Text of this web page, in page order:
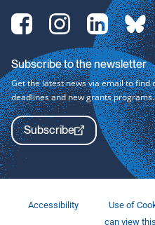
[Translate
to
English:]
Facebook-
svg
[Translate
to
English:]
Instagram-
svg
[Translate
to
English:]
LinkedIn-
svg
to
Subscribe to the newsletter
Get the latest news via email to
deadlines and new grants programs.
Subscribe
Accessibility Use of
can view